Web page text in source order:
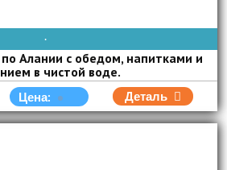
AVAIBLE EVERY DAY
Алании с обедом, напитками и
в чистой воде.
Цена: Деталь